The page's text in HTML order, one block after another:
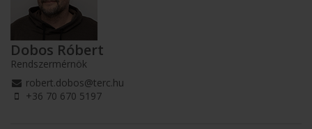
Dobos Róbert
Rendszermérnök
robert.dobos@terc.hu
+36 70 670 5197